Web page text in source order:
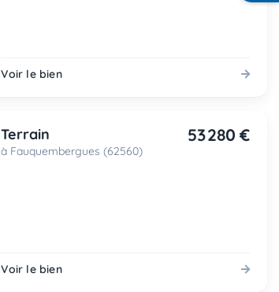
Voir le bien
Terrain
à Fauquembergues (62560)
53 280 €
Voir le bien